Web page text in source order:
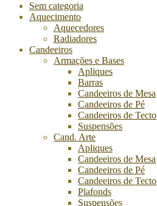
Sem categoria
Aquecimento
Aquecedores
Radiadores
Candeeiros
Armações e Bases
Apliques
Barras
Candeeiros de Mesa
Candeeiros de Pé
Candeeiros de Tecto
Suspensões
Cand. Arte
Apliques
Candeeiros de Mesa
Candeeiros de Pé
Candeeiros de Tecto
Plafonds
Suspensões